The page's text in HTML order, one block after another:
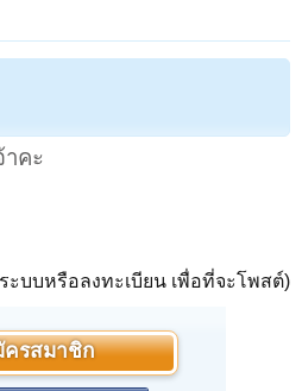
คะ
ะบบหรือลงทะเบียน เพื่อที่จะโพสต์)
ครสมาชิก